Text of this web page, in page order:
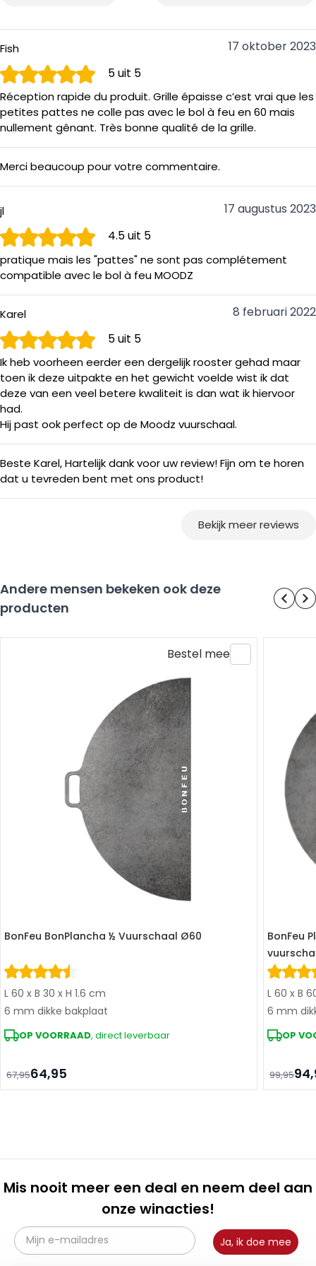
✓ Diameter 60 cm
✓ Voorzien van handige pinnetjes en twee handvatten
✓ Eenvoudig in gebruik
Fish
5uit 5
17 oktober 2023
Réception rapide du produit. Grille épaisse c’est vrai que les
petites pattes ne colle pas avec le bol à feu en 60 mais
nullement gênant. Très bonne qualité de la grille.
Merci beaucoup pour votre commentaire.
jl
4.5uit 5
17 augustus 2023
pratique mais les "pattes" ne sont pas complétement
compatible avec le bol à feu MOODZ
Karel
5uit 5
8 februari 2022
Ik heb voorheen eerder een dergelijk rooster gehad maar
toen ik deze uitpakte en het gewicht voelde wist ik dat
deze van een veel betere kwaliteit is dan wat ik hiervoor
had.
Hij past ook perfect op de Moodz vuurschaal.
Beste Karel, Hartelijk dank voor uw review! Fijn om te horen
dat u tevreden bent met ons product!
Bekijk meer reviews
Andere mensen bekeken ook deze
producten
BonFeu BonPlancha ½ Vuurschaal Ø60
L 60 x B 30 x H 1.6 cm
6 mm dikke bakplaat
OP VOORRAAD, direct leverbaar
64,95
67,95
Bestel mee
BonFeu
L 60 x B
6 mm
OP
99,95
Mis nooit meer een deal en neem deel aan
onze winacties!
Ja, ik doe mee